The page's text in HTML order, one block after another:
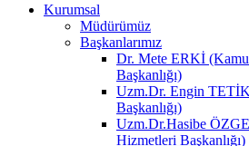
Kurumsal
Müdürümüz
Başkanlarımız
Dr. Mete ERKİ
Başkanlığı)
Uzm.Dr. Engin
Başkanlığı)
Uzm.Dr.Hasibe
Hizmetleri Başkanlığı)